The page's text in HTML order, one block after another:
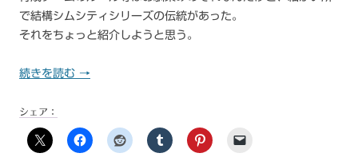
で結構シムシティシリーズの伝統があった。
それをちょっと紹介しようと思う。
続きを読む →
シェア：